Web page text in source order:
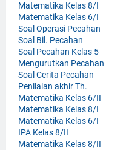
Matematika Kelas 8/I
Matematika Kelas 6/I
Soal Operasi Pecahan
Soal Bil. Pecahan
Soal Pecahan Kelas 5
Mengurutkan Pecahan
Soal Cerita Pecahan
Penilaian akhir Th.
Matematika Kelas 6/II
Matematika Kelas 8/I
Matematika Kelas 6/I
IPA Kelas 8/II
Matematika Kelas 8/II